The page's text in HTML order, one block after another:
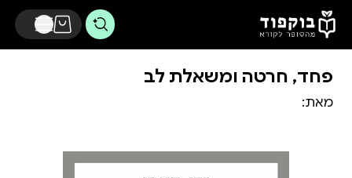
דלג לתוכן הראשי
פחד, חרטה ומשאלת לב
מאת: